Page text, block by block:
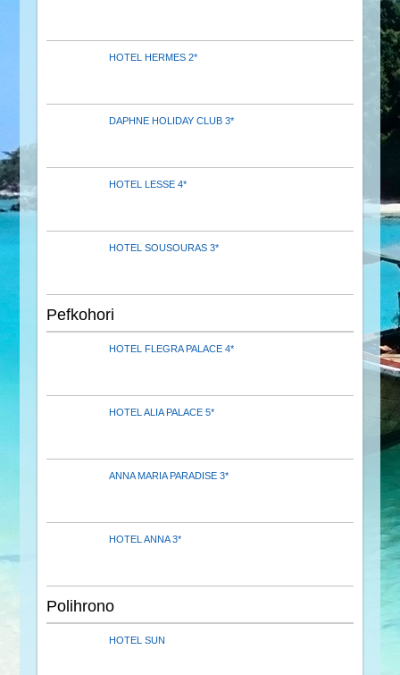
HOTEL HERMES 2*
DAPHNE HOLIDAY CLUB 3*
HOTEL LESSE 4*
HOTEL SOUSOURAS 3*
Pefkohori
HOTEL FLEGRA PALACE 4*
HOTEL ALIA PALACE 5*
ANNA MARIA PARADISE 3*
HOTEL ANNA 3*
Polihrono
HOTEL SUN